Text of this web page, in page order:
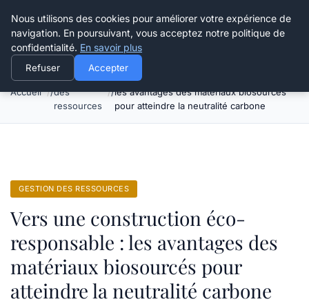
Happy Calyx Farmer
Accueil
Gestion
des
ressources
Vers une construction éco-responsable :
les avantages des matériaux biosourcés
pour atteindre la neutralité carbone
GESTION DES RESSOURCES
Vers une construction éco-
responsable : les avantages des
matériaux biosourcés pour
atteindre la neutralité carbone
Nous utilisons des cookies pour améliorer votre expérience de
navigation. En poursuivant, vous acceptez notre politique de
confidentialité. En savoir plus
Refuser Accepter